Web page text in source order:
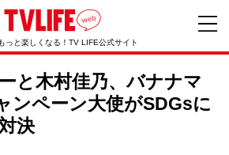
っと楽しくなる！TV LIFE公式サイト
と木村佳乃、バナナマ
ンペーン大使がSDGsに
決